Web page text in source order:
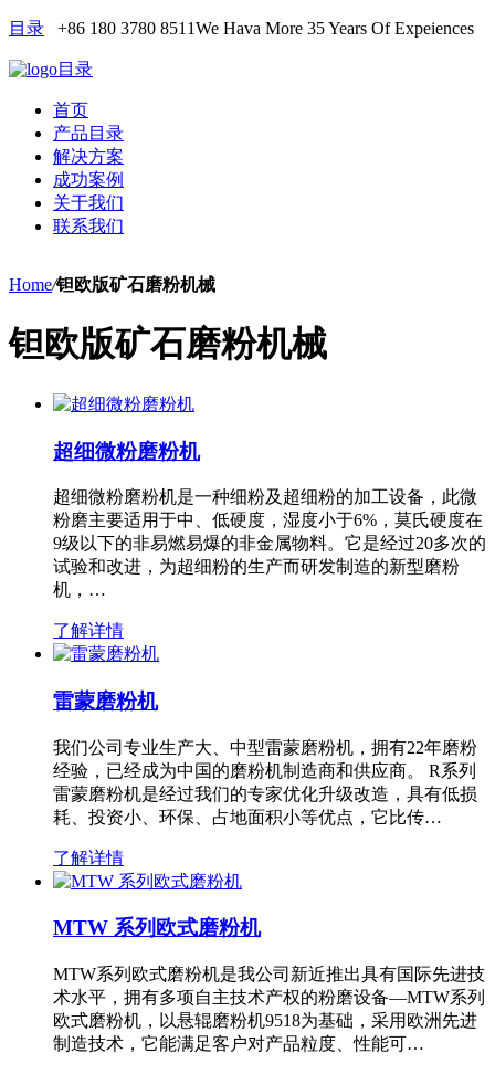
目录 +86 180 3780 8511We Hava More 35 Years Of Expeiences
目录
首页
产品目录
解决方案
成功案例
关于我们
联系我们
Home/钽欧版矿石磨粉机械
钽欧版矿石磨粉机械
超细微粉磨粉机
超细微粉磨粉机是一种细粉及超细粉的加工设备，此微
粉磨主要适用于中、低硬度，湿度小于6%，莫氏硬度在
9级以下的非易燃易爆的非金属物料。它是经过20多次的
试验和改进，为超细粉的生产而研发制造的新型磨粉
机，…
了解详情
雷蒙磨粉机
我们公司专业生产大、中型雷蒙磨粉机，拥有22年磨粉
经验，已经成为中国的磨粉机制造商和供应商。 R系列
雷蒙磨粉机是经过我们的专家优化升级改造，具有低损
耗、投资小、环保、占地面积小等优点，它比传…
了解详情
MTW 系列欧式磨粉机
MTW系列欧式磨粉机是我公司新近推出具有国际先进技
术水平，拥有多项自主技术产权的粉磨设备—MTW系列
欧式磨粉机，以悬辊磨粉机9518为基础，采用欧洲先进
制造技术，它能满足客户对产品粒度、性能可…